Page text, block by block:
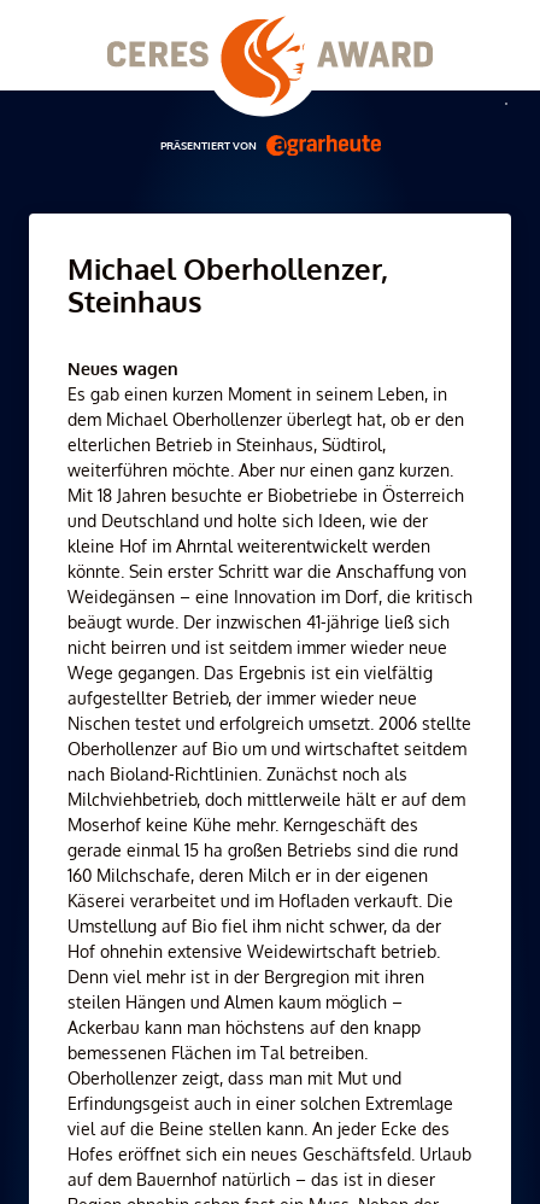
PRÄSENTIERT VON
Michael Oberhollenzer,
Steinhaus
Neues wagen
Es gab einen kurzen Moment in seinem Leben, in
dem Michael Oberhollenzer überlegt hat, ob er den
elterlichen Betrieb in Steinhaus, Südtirol,
weiterführen möchte. Aber nur einen ganz kurzen.
Mit 18 Jahren besuchte er Biobetriebe in Österreich
und Deutschland und holte sich Ideen, wie der
kleine Hof im Ahrntal weiterentwickelt werden
könnte. Sein erster Schritt war die Anschaffung von
Weidegänsen – eine Innovation im Dorf, die kritisch
beäugt wurde. Der inzwischen 41-jährige ließ sich
nicht beirren und ist seitdem immer wieder neue
Wege gegangen. Das Ergebnis ist ein vielfältig
aufgestellter Betrieb, der immer wieder neue
Nischen testet und erfolgreich umsetzt. 2006 stellte
Oberhollenzer auf Bio um und wirtschaftet seitdem
nach Bioland-Richtlinien. Zunächst noch als
Milchviehbetrieb, doch mittlerweile hält er auf dem
Moserhof keine Kühe mehr. Kerngeschäft des
gerade einmal 15 ha großen Betriebs sind die rund
160 Milchschafe, deren Milch er in der eigenen
Käserei verarbeitet und im Hofladen verkauft. Die
Umstellung auf Bio fiel ihm nicht schwer, da der
Hof ohnehin extensive Weidewirtschaft betrieb.
Denn viel mehr ist in der Bergregion mit ihren
steilen Hängen und Almen kaum möglich –
Ackerbau kann man höchstens auf den knapp
bemessenen Flächen im Tal betreiben.
Oberhollenzer zeigt, dass man mit Mut und
Erfindungsgeist auch in einer solchen Extremlage
viel auf die Beine stellen kann. An jeder Ecke des
Hofes eröffnet sich ein neues Geschäftsfeld. Urlaub
auf dem Bauernhof natürlich – das ist in dieser